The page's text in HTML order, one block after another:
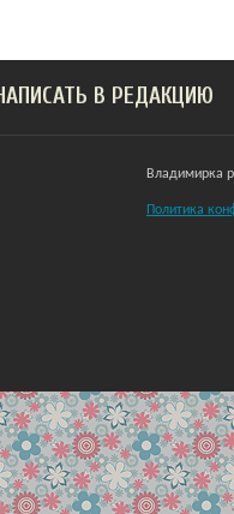
В РЕДАКЦИЮ
Владимирка
Политика